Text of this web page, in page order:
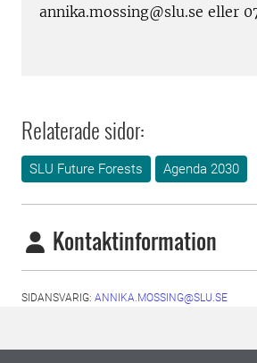
annika.mossing@slu.se eller
Relaterade sidor:
SLU Future Forests Agenda 2030
Kontaktinformation
SIDANSVARIG: ANNIKA.MOSSING@SLU.SE